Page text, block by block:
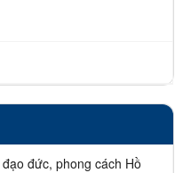
đức, phong cách Hồ